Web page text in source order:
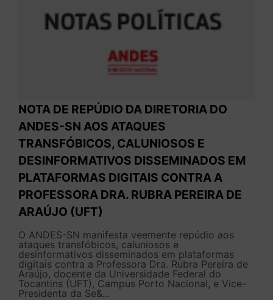
NOTA DE REPÚDIO DA DIRETORIA DO
ANDES-SN AOS ATAQUES
TRANSFÓBICOS, CALUNIOSOS E
DESINFORMATIVOS DISSEMINADOS EM
PLATAFORMAS DIGITAIS CONTRA A
PROFESSORA DRA. RUBRA PEREIRA DE
ARAÚJO (UFT)
O ANDES-SN manifesta veemente repúdio aos
ataques transfóbicos, caluniosos e
desinformativos disseminados em plataformas
digitais contra a Professora Dra. Rubra Pereira de
Araújo, docente da Universidade Federal do
Tocantins (UFT), Campus Porto Nacional, e Vice-
Presidenta da Se&...